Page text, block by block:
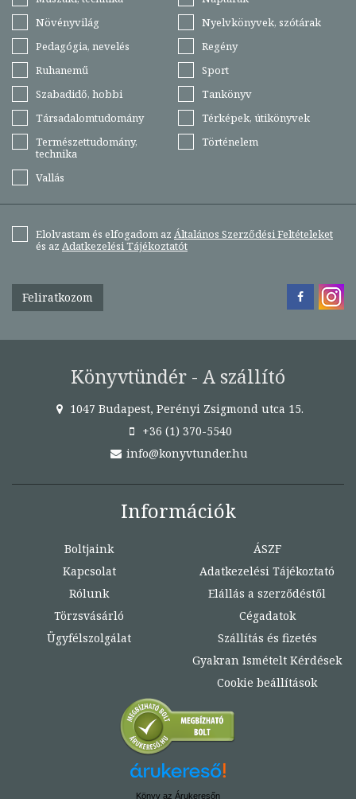
Növényvilág
Nyelvkönyvek, szótárak
Pedagógia, nevelés
Regény
Ruhanemű
Sport
Szabadidő, hobbi
Tankönyv
Társadalomtudomány
Térképek, útikönyvek
Természettudomány,
technika
Történelem
Vallás
Elolvastam és elfogadom az Általános Szerződési Feltételeket
és az Adatkezelési Tájékoztatót
Feliratkozom
Könyvtündér - A szállító
1047 Budapest, Perényi Zsigmond utca 15.
+36 (1) 370-5540
info@konyvtunder.hu
Információk
Boltjaink
Kapcsolat
Rólunk
Törzsvásárló
Ügyfélszolgálat
ÁSZF
Adatkezelési Tájékoztató
Elállás a szerződéstől
Cégadatok
Szállítás és fizetés
Gyakran Ismételt Kérdések
Cookie beállítások
Könyv az Árukeresőn